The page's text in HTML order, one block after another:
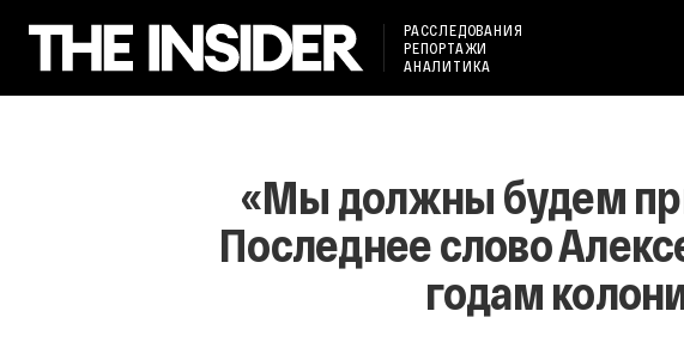
РАССЛЕДОВАНИЯ
РЕПОРТАЖИ
АНАЛИТИКА
«Мы должны будем
Последнее слово
годам